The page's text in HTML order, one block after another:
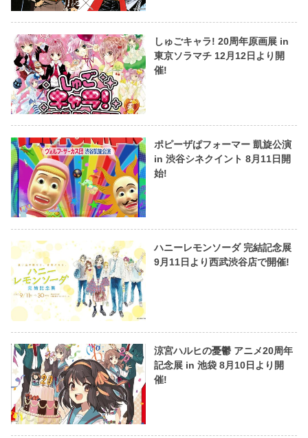
しゅごキャラ! 20周年原画展 in
東京ソラマチ 12月12日より開
催!
ポピーザぱフォーマー 凱旋公演
in 渋谷シネクイント 8月11日開
始!
ハニーレモンソーダ 完結記念展
9月11日より西武渋谷店で開催!
涼宮ハルヒの憂鬱 アニメ20周年
記念展 in 池袋 8月10日より開
催!